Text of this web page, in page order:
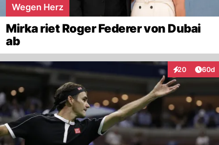
Wegen Herz
Mirka riet Roger Federer von Dubai
ab
20
Interaktionen
60d